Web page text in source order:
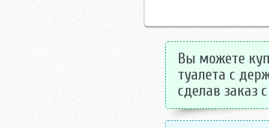
Вы можете
туалета с
сделав заказ